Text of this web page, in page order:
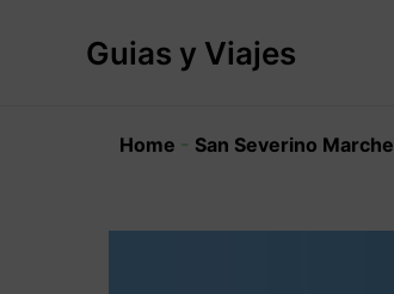
Guias y Viajes
Home - San Severino Marche